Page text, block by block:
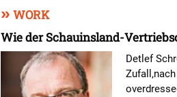
» WORK
Wie der Schauinsland-
Detlef